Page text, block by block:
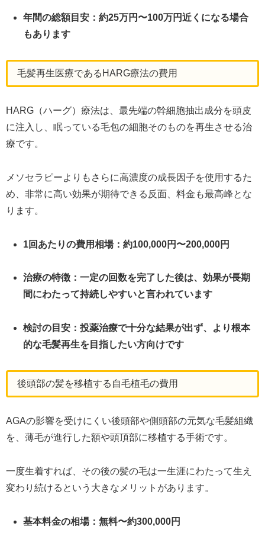
年間の総額目安：約25万円〜100万円近くになる場合
もあります
毛髪再生医療であるHARG療法の費用
HARG（ハーグ）療法は、最先端の幹細胞抽出成分を頭皮
に注入し、眠っている毛包の細胞そのものを再生させる治
療です。
メソセラピーよりもさらに高濃度の成長因子を使用するた
め、非常に高い効果が期待できる反面、料金も最高峰とな
ります。
1回あたりの費用相場：約100,000円〜200,000円
治療の特徴：一定の回数を完了した後は、効果が長期
間にわたって持続しやすいと言われています
検討の目安：投薬治療で十分な結果が出ず、より根本
的な毛髪再生を目指したい方向けです
後頭部の髪を移植する自毛植毛の費用
AGAの影響を受けにくい後頭部や側頭部の元気な毛髪組織
を、薄毛が進行した額や頭頂部に移植する手術です。
一度生着すれば、その後の髪の毛は一生涯にわたって生え
変わり続けるという大きなメリットがあります。
基本料金の相場：無料〜約300,000円